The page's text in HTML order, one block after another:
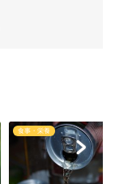
食事・栄養